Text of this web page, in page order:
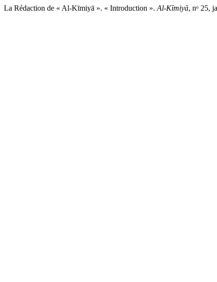
La Rédaction de « Al-Kīmiyā ». « Introduction ». Al-Kīmiyā, nᵒ 25,